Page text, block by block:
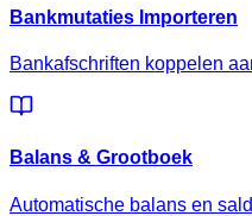
Bankmutaties Importeren
Bankafschriften koppelen
Balans & Grootboek
Automatische balans en